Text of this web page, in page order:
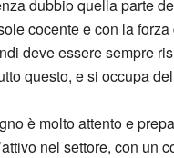
dubbio quella parte
cocente e con la
deve essere sempre
questo, e si occupa
è molto attento e
nel settore, con un